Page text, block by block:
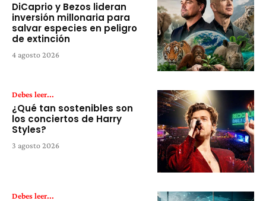
DiCaprio y Bezos lideran
inversión millonaria para
salvar especies en peligro
de extinción
4 agosto 2026
Debes leer...
¿Qué tan sostenibles son
los conciertos de Harry
Styles?
3 agosto 2026
Debes leer...